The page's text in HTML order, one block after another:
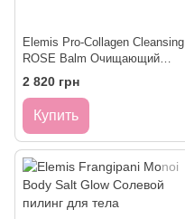
Elemis Pro-Collagen Cleansing
ROSE Balm Очищающий
бальзам
2 820 грн
Купить